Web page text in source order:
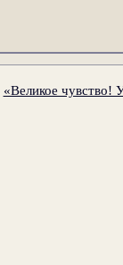
«Великое чувство!